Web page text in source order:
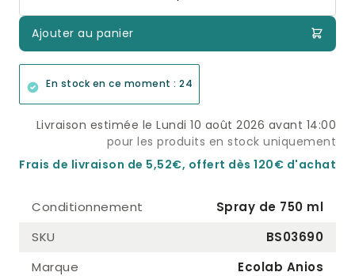
Ajouter au panier
En stock en ce moment : 24
Livraison estimée le Lundi 10 août 2026 avant 14:00
pour les produits en stock uniquement
Frais de livraison de 5,52€, offert dès 120€ d'achat
Conditionnement
Spray de 750 ml
SKU
BS03690
Marque
Ecolab Anios